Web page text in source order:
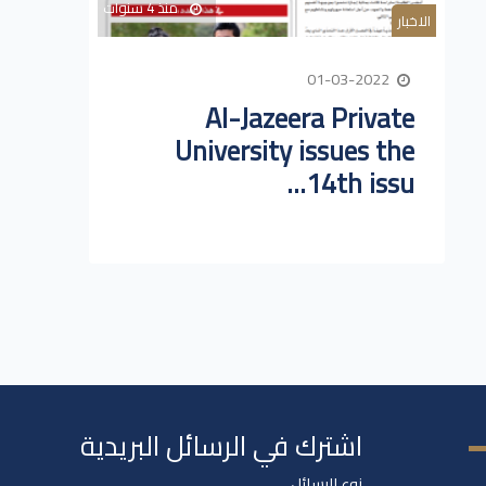
الاخبار منذ 4 سنوات
Al-Jazeera Private
University issues the
14th issu...
اشترك في الرسائل البريدية